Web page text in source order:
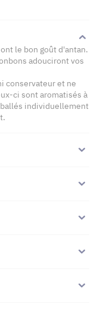
le bon goût d'antan.
adouciront vos
conservateur et ne
ci sont aromatisés à
individuellement